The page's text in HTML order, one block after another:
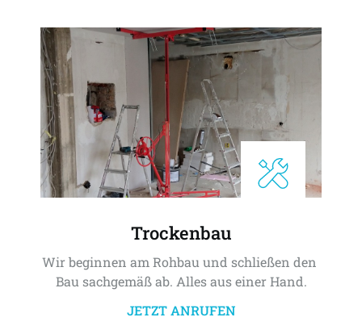
Trockenbau
Wir beginnen am Rohbau und schließen den
Bau sachgemäß ab. Alles aus einer Hand.
JETZT ANRUFEN